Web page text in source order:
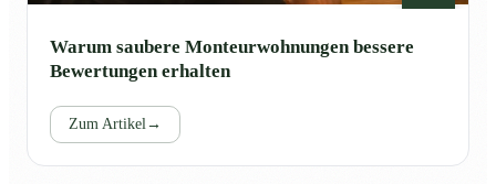
Warum saubere Monteurwohnungen bessere
Bewertungen erhalten
Zum Artikel→